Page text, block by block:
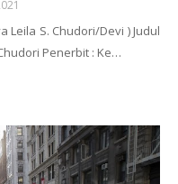
Leila S. Chudori/Devi ) Judul
Penerbit : Ke…